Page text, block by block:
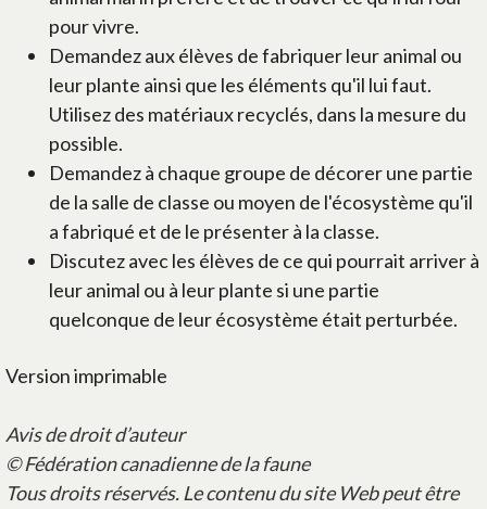
pour vivre.
Demandez aux élèves de fabriquer leur animal ou
leur plante ainsi que les éléments qu'il lui faut.
Utilisez des matériaux recyclés, dans la mesure du
possible.
Demandez à chaque groupe de décorer une partie
de la salle de classe ou moyen de l'écosystème qu'il
a fabriqué et de le présenter à la classe.
Discutez avec les élèves de ce qui pourrait arriver à
leur animal ou à leur plante si une partie
quelconque de leur écosystème était perturbée.
Version imprimable
Avis de droit d’auteur
© Fédération canadienne de la faune
Tous droits réservés. Le contenu du site Web peut être